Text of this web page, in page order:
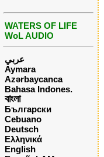
WATERS OF LIFE
WoL AUDIO
عربي
Aymara
Azərbaycanca
Bahasa Indones.
বাংলা
Български
Cebuano
Deutsch
Ελληνικά
English